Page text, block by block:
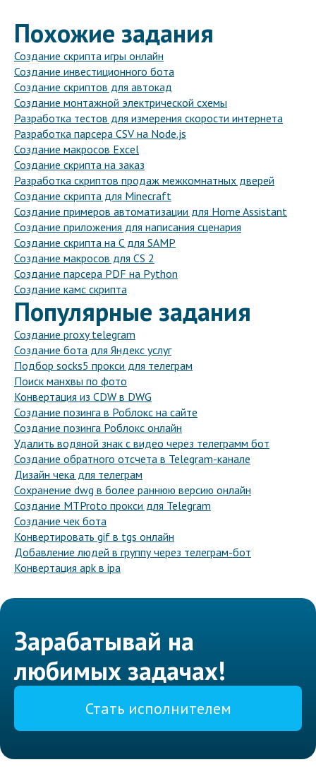
Похожие задания
Создание скрипта игры онлайн
Создание инвестиционного бота
Создание скриптов для автокад
Создание монтажной электрической схемы
Разработка тестов для измерения скорости интернета
Разработка парсера CSV на Node.js
Создание макросов Excel
Создание скрипта на заказ
Разработка скриптов продаж межкомнатных дверей
Создание скрипта для Minecraft
Создание примеров автоматизации для Home Assistant
Создание приложения для написания сценария
Создание скрипта на C для SAMP
Создание макросов для CS 2
Создание парсера PDF на Python
Создание камс скрипта
Популярные задания
Создание proxy telegram
Создание бота для Яндекс услуг
Подбор socks5 прокси для телеграм
Поиск манхвы по фото
Конвертация из CDW в DWG
Создание позинга в Роблокс на сайте
Создание позинга Роблокс онлайн
Удалить водяной знак с видео через телеграмм бот
Создание обратного отсчета в Telegram-канале
Дизайн чека для телеграм
Сохранение dwg в более раннюю версию онлайн
Создание MTProto прокси для Telegram
Создание чек бота
Конвертировать gif в tgs онлайн
Добавление людей в группу через телеграм-бот
Конвертация apk в ipa
Зарабатывай на
любимых задачах!
Стать исполнителем